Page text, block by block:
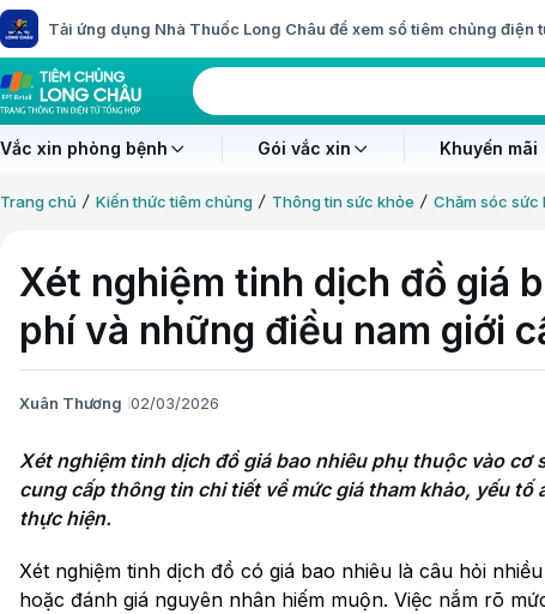
Tải ứng dụng Nhà Thuốc Long Châu để xem sổ tiêm chủng điện
Vắc xin phòng bệnh Gói vắc xin Khuyến mãi
Trang chủ Kiến thức tiêm chủng Thông tin sức khỏe Chăm sóc sức
Xét nghiệm tinh dịch đồ giá
phí và những điều nam giới
Xuân Thương 02/03/2026
Xét nghiệm tinh dịch đồ giá bao nhiêu phụ thuộc vào cơ
cung cấp thông tin chi tiết về mức giá tham khảo, yếu
thực hiện.
Xét nghiệm tinh dịch đồ có giá bao nhiêu là câu hỏi
hoặc đánh giá nguyên nhân hiếm muộn. Việc nắm rõ